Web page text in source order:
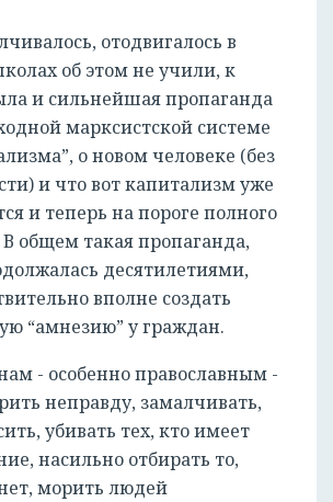
отодвигалось в
об этом не учили, к
и сильнейшая пропаганда
марксистской системе
о новом человеке (без
и что вот капитализм уже
и теперь на пороге полного
общем такая пропаганда,
десятилетиями,
вполне создать
“амнезию” у граждан.
- особенно православным -
неправду, замалчивать,
убивать тех, кто имеет
насильно отбирать то,
морить людей